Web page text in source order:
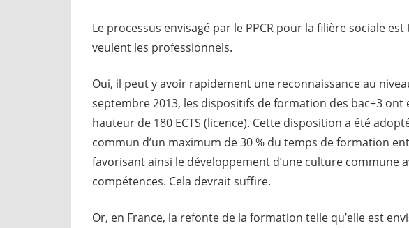
Le processus envisagé par le PPCR pour la filière sociale
veulent les professionnels.
Oui, il peut y avoir rapidement une reconnaissance au
septembre 2013, les dispositifs de formation des bac+3
hauteur de 180 ECTS (licence). Cette disposition a été
commun d’un maximum de 30 % du temps de formation
favorisant ainsi le développement d’une culture commune
compétences. Cela devrait suffire.
Or, en France, la refonte de la formation telle qu’elle est